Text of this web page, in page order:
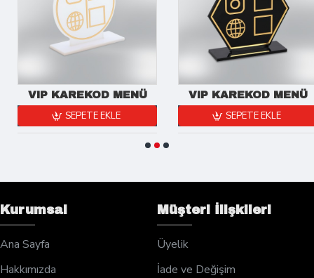
VIP KAREKOD MENÜ
SEPETE EKLE
VIP KAREKOD MENÜ
SEPETE EKLE
Kurumsal
Ana Sayfa
Hakkımızda
Müşteri İlişkileri
Üyelik
İade ve Değişim